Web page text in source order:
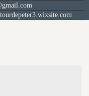
D’EMPLOI